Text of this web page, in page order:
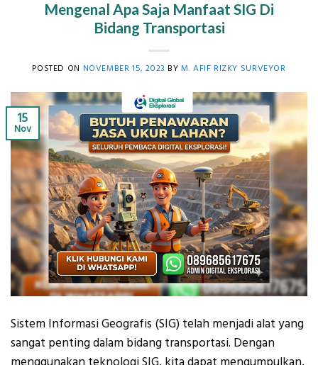
Mengenal Apa Saja Manfaat SIG Di
Bidang Transportasi
POSTED ON NOVEMBER 15, 2023 BYM. AFIF RIZKY SURVEYOR
15
Nov
Sistem Informasi Geografis (SIG) telah menjadi alat yang
sangat penting dalam bidang transportasi. Dengan